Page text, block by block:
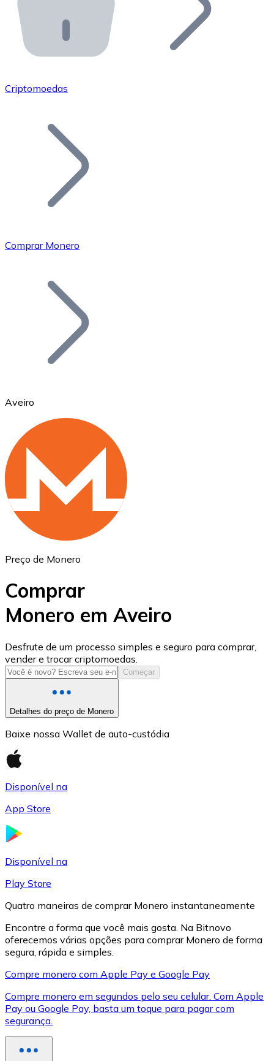
API Bitnovo
Integre nossa API no seu ecossistema.
Junte-se à nossa rede de revendedores e comercialize
Adicione o token do seu projeto ao nosso serviço de
Bitcoin
Ethereum
ETH
USD Coin
USDC
XRP
XRP
Criptomoedas
Comprar Monero
Aveiro
Preço de Monero
Comprar
Monero em Aveiro
Desfrute de um processo simples e seguro para comprar,
vender e trocar criptomoedas.
Começar
Detalhes do preço de Monero
Baixe nossa Wallet de auto-custódia
Disponível na
App Store
Disponível na
Play Store
Quatro maneiras de comprar Monero instantaneamente
Encontre a forma que você mais gosta. Na Bitnovo
oferecemos várias opções para comprar Monero de forma
segura, rápida e simples.
Compre monero com Apple Pay e Google Pay
Compre monero em segundos pelo seu celular. Com Apple
Pay ou Google Pay, basta um toque para pagar com
segurança.